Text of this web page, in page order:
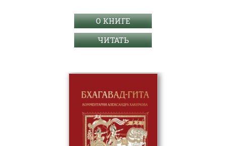
О КНИГЕ
ЧИТАТЬ